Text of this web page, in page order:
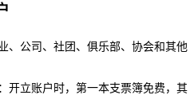
、公司、社团、俱乐部、协会和其他
开立账户时，第一本支票簿免费，其